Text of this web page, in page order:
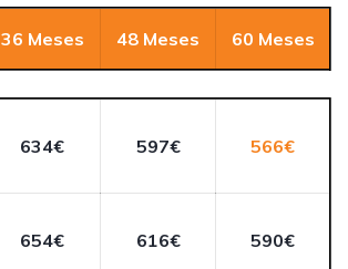
36 Meses 48 Meses 60 Meses
634€ 597€ 566€
654€ 616€ 590€